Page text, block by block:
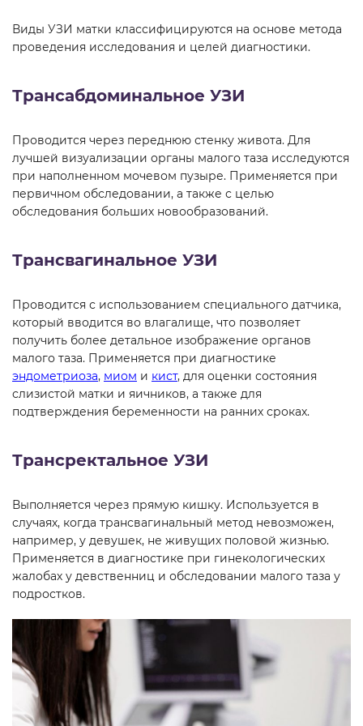
Виды УЗИ матки классифицируются на основе метода
проведения исследования и целей диагностики.
Трансабдоминальное УЗИ
Проводится через переднюю стенку живота. Для
лучшей визуализации органы малого таза исследуются
при наполненном мочевом пузыре. Применяется при
первичном обследовании, а также с целью
обследования больших новообразований.
Трансвагинальное УЗИ
Проводится с использованием специального датчика,
который вводится во влагалище, что позволяет
получить более детальное изображение органов
малого таза. Применяется при диагностике
эндометриоза, миом и кист, для оценки состояния
слизистой матки и яичников, а также для
подтверждения беременности на ранних сроках.
Трансректальное УЗИ
Выполняется через прямую кишку. Используется в
случаях, когда трансвагинальный метод невозможен,
например, у девушек, не живущих половой жизнью.
Применяется в диагностике при гинекологических
жалобах у девственниц и обследовании малого таза у
подростков.